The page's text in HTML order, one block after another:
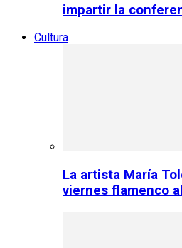
impartir la
Cultura
La artista María
viernes flamenco